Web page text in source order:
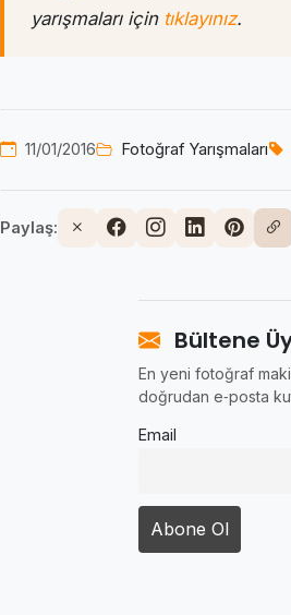
yarışmaları için tıklayınız.
11/01/2016 Fotoğraf Yarışmaları
Paylaş:
Bültene
En yeni fotoğraf
doğrudan e‑posta
Email